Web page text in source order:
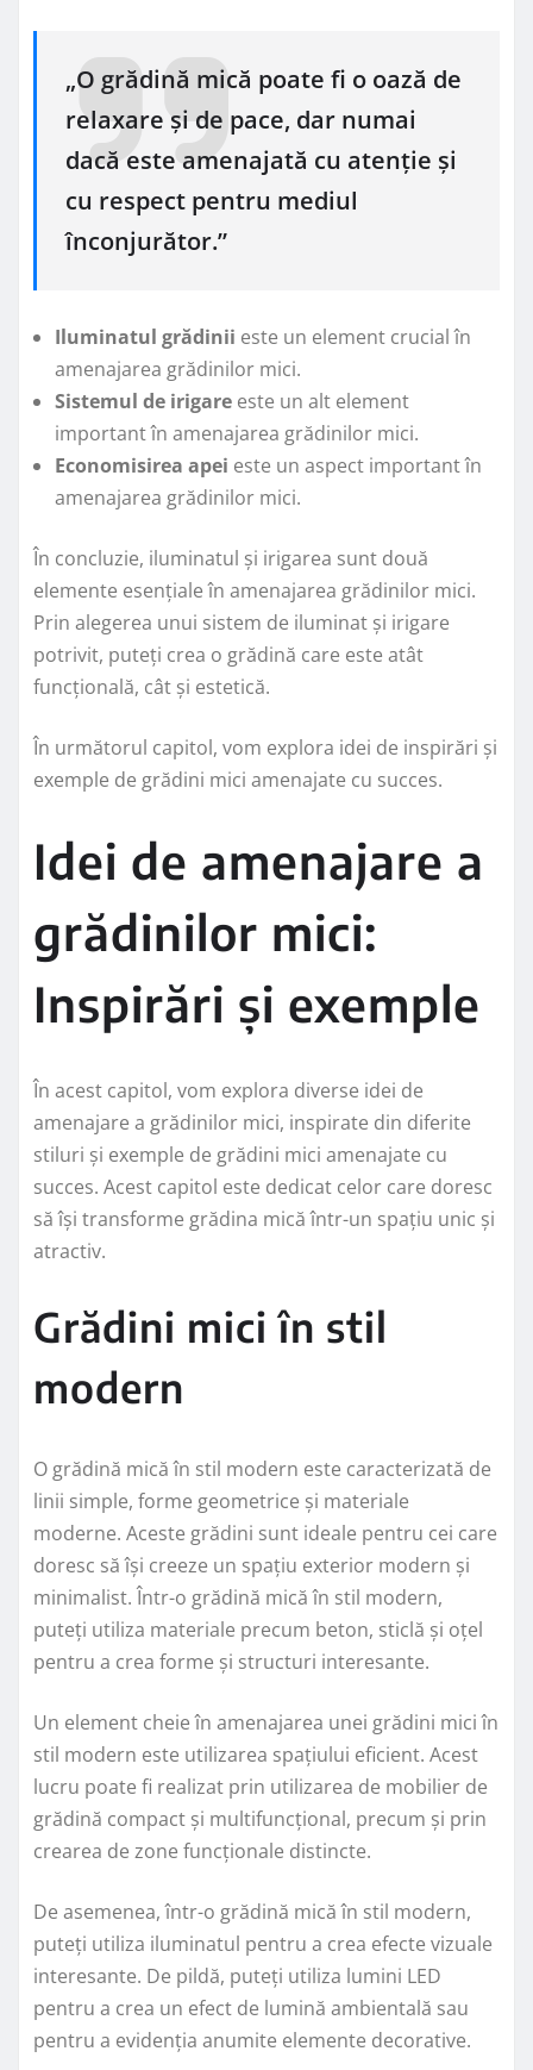
„O grădină mică poate fi o oază de
relaxare și de pace, dar numai
dacă este amenajată cu atenție și
cu respect pentru mediul
înconjurător.”
Iluminatul grădinii este un element crucial în
amenajarea grădinilor mici.
Sistemul de irigare este un alt element
important în amenajarea grădinilor mici.
Economisirea apei este un aspect important în
amenajarea grădinilor mici.
În concluzie, iluminatul și irigarea sunt două
elemente esențiale în amenajarea grădinilor mici.
Prin alegerea unui sistem de iluminat și irigare
potrivit, puteți crea o grădină care este atât
funcțională, cât și estetică.
În următorul capitol, vom explora idei de inspirări și
exemple de grădini mici amenajate cu succes.
Idei de amenajare a
grădinilor mici:
Inspirări și exemple
În acest capitol, vom explora diverse idei de
amenajare a grădinilor mici, inspirate din diferite
stiluri și exemple de grădini mici amenajate cu
succes. Acest capitol este dedicat celor care doresc
să își transforme grădina mică într-un spațiu unic și
atractiv.
Grădini mici în stil
modern
O grădină mică în stil modern este caracterizată de
linii simple, forme geometrice și materiale
moderne. Aceste grădini sunt ideale pentru cei care
doresc să își creeze un spațiu exterior modern și
minimalist. Într-o grădină mică în stil modern,
puteți utiliza materiale precum beton, sticlă și oțel
pentru a crea forme și structuri interesante.
Un element cheie în amenajarea unei grădini mici în
stil modern este utilizarea spațiului eficient. Acest
lucru poate fi realizat prin utilizarea de mobilier de
grădină compact și multifuncțional, precum și prin
crearea de zone funcționale distincte.
De asemenea, într-o grădină mică în stil modern,
puteți utiliza iluminatul pentru a crea efecte vizuale
interesante. De pildă, puteți utiliza lumini LED
pentru a crea un efect de lumină ambientală sau
pentru a evidenția anumite elemente decorative.